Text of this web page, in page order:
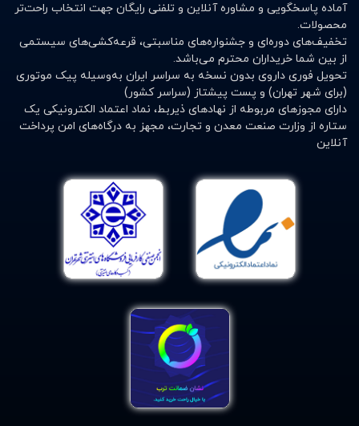
آماده پاسخگویی و مشاوره آنلاین و تلفنی رایگان جهت انتخاب راحت‌تر
محصولات.
تخفیف‌های دوره‌ای و جشنواره‌های مناسبتی، قرعه‌کشی‌های سیستمی
از بین شما خریداران محترم می‌باشد.
تحویل فوری داروی بدون نسخه به سراسر ایران به‌وسیله پیک موتوری
(برای شهر تهران) و پست پیشتاز (سراسر کشور)
دارای مجوزهای مربوطه از نهادهای ذیربط، نماد اعتماد الکترونیکی یک
ستاره از وزارت صنعت معدن و تجارت، مجهز به درگاه‌های امن پرداخت
آنلاین